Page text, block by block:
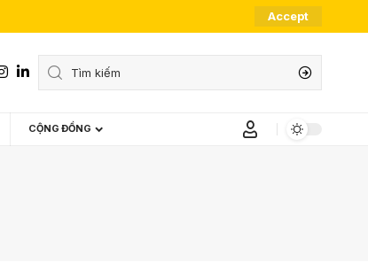
Accept
CỘNG ĐỒNG